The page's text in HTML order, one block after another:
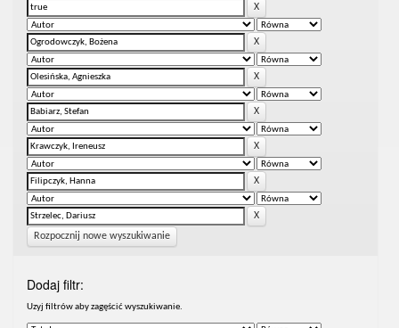
Rozpocznij nowe wyszukiwanie
Dodaj filtr:
Uzyj filtrów aby zagęścić wyszukiwanie.